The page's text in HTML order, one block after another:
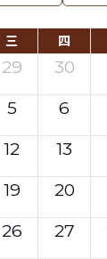
三 四
29 30
5 6
12 13
19 20
26 27